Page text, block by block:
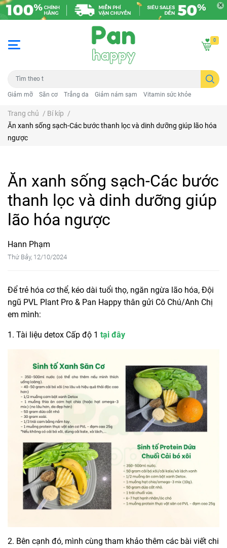
Giảm mỡ Săn cơ Trắng da Giảm nám sạm Vitamin sức khỏe
0
Trang chủ / Bí kíp /
Ăn xanh sống sạch-Các bước thanh lọc và dinh dưỡng giúp lão hóa
ngược
Ăn xanh sống sạch-Các bước
thanh lọc và dinh dưỡng giúp
lão hóa ngược
Hann Phạm
Thứ Bảy, 12/10/2024
Để trẻ hóa cơ thể, kéo dài tuổi thọ, ngăn ngừa lão hóa, Đội
ngũ PVL Plant Pro & Pan Happy thân gửi Cô Chú/Anh Chị
em mình:
1. Tài liệu detox Cấp độ 1 tại đây
2. Bên cạnh đó, mình cùng tham khảo thêm các bài viết chi